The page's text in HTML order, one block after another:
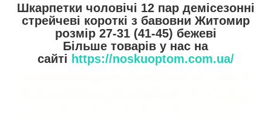
Шкарпетки чоловічі 12 пар демісезонні
стрейчеві короткі з бавовни Житомир
розмір 27-31 (41-45) бежеві
Більше товарів у нас на
сайті https://noskuoptom.com.ua/